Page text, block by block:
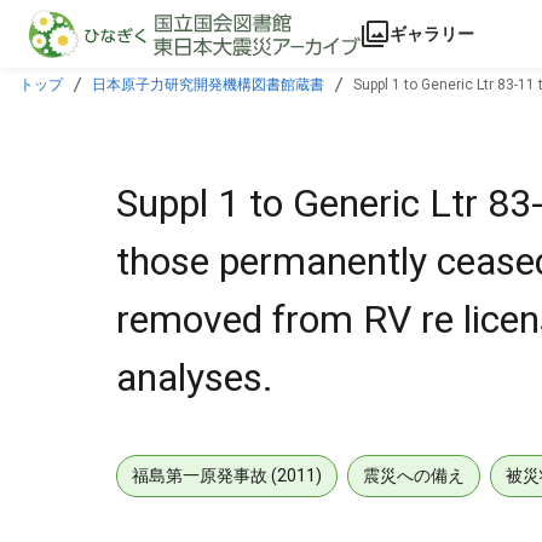
本文に飛ぶ
ギャラリー
トップ 日本原子力研究開発機構図書館蔵書
Suppl 1 to Generic Ltr 83-
Suppl 1 to Generic Ltr
those permanently
removed from RV re
analyses.
福島第一原発事故 (2011) 震災への備え 被災